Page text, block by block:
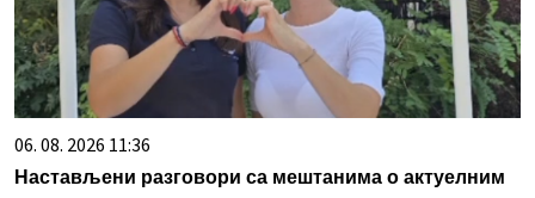
06. 08. 2026 11:36
Настављени разговори са мештанима о актуелним